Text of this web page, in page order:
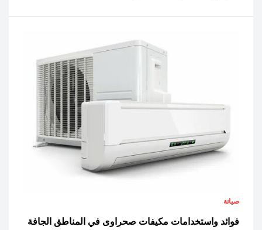
صيانة
فوائد واستخدامات مكيفات صحراوى في المناطق الجافة